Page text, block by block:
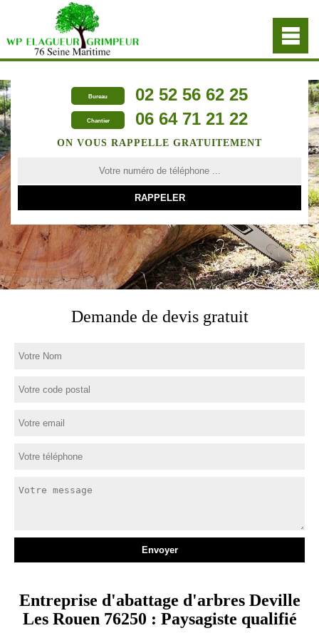
Bureau 02 52 56 62 25
Chantier 06 64 71 21 22
ON VOUS RAPPELLE GRATUITEMENT
Demande de devis gratuit
Entreprise d'abattage d'arbres Deville
Les Rouen 76250 : Paysagiste qualifié